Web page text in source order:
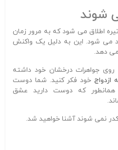
شوند
اطلاق می شود که به مرور زمان
می شود. این به دلیل یک واکنش
دهد.
روی جواهرات درخشان خود داشته
ازدواج خود فکر کنید. شما دوست
همانطور که دوست دارید عشق
کدر نمی شوند آشنا خواهید شد.